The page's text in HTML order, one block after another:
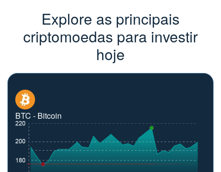
Explore as principais
criptomoedas para investir
hoje
BTC - Bitcoin